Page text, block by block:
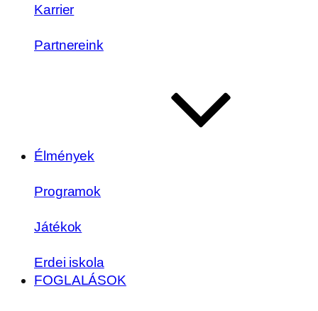
Karrier
Partnereink
Élmények
Programok
Játékok
Erdei iskola
FOGLALÁSOK